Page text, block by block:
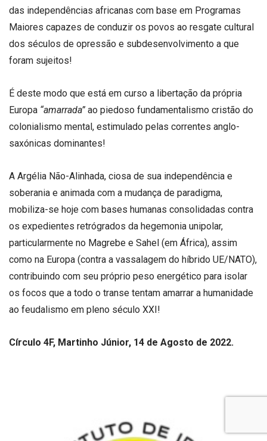
das independências africanas com base em Programas
Maiores capazes de conduzir os povos ao resgate cultural
dos séculos de opressão e subdesenvolvimento a que
foram sujeitos!
É deste modo que está em curso a libertação da própria
Europa “amarrada” ao piedoso fundamentalismo cristão do
colonialismo mental, estimulado pelas correntes anglo-
saxónicas dominantes!
A Argélia Não-Alinhada, ciosa de sua independência e
soberania e animada com a mudança de paradigma,
mobiliza-se hoje com bases humanas consolidadas contra
os expedientes retrógrados da hegemonia unipolar,
particularmente no Magrebe e Sahel (em África), assim
como na Europa (contra a vassalagem do híbrido UE/NATO),
contribuindo com seu próprio peso energético para isolar
os focos que a todo o transe tentam amarrar a humanidade
ao feudalismo em pleno século XXI!
Círculo 4F, Martinho Júnior, 14 de Agosto de 2022.